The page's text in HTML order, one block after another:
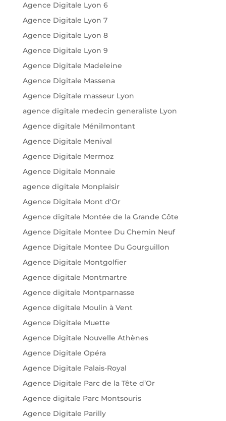
Agence Digitale Lyon 6
Agence Digitale Lyon 7
Agence Digitale Lyon 8
Agence Digitale Lyon 9
Agence Digitale Madeleine
Agence Digitale Massena
Agence Digitale masseur Lyon
agence digitale medecin generaliste Lyon
Agence digitale Ménilmontant
Agence Digitale Menival
Agence Digitale Mermoz
Agence Digitale Monnaie
agence digitale Monplaisir
Agence Digitale Mont d'Or
Agence digitale Montée de la Grande Côte
Agence Digitale Montee Du Chemin Neuf
Agence Digitale Montee Du Gourguillon
Agence Digitale Montgolfier
Agence digitale Montmartre
Agence digitale Montparnasse
Agence digitale Moulin à Vent
Agence Digitale Muette
Agence Digitale Nouvelle Athènes
Agence Digitale Opéra
Agence Digitale Palais-Royal
Agence Digitale Parc de la Tête d’Or
Agence digitale Parc Montsouris
Agence Digitale Parilly